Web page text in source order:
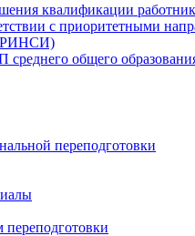
квалификации
с приоритетными
РИНСИ)
среднего общего
переподготовки